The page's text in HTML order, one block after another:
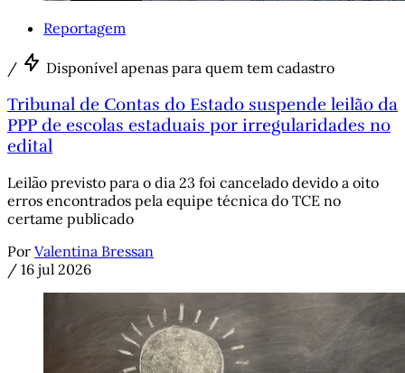
Reportagem
/ Disponível apenas para quem tem cadastro
Tribunal de Contas do Estado suspende leilão da
PPP de escolas estaduais por irregularidades no
edital
Leilão previsto para o dia 23 foi cancelado devido a oito
erros encontrados pela equipe técnica do TCE no
certame publicado
Por Valentina Bressan
/ 16 jul 2026